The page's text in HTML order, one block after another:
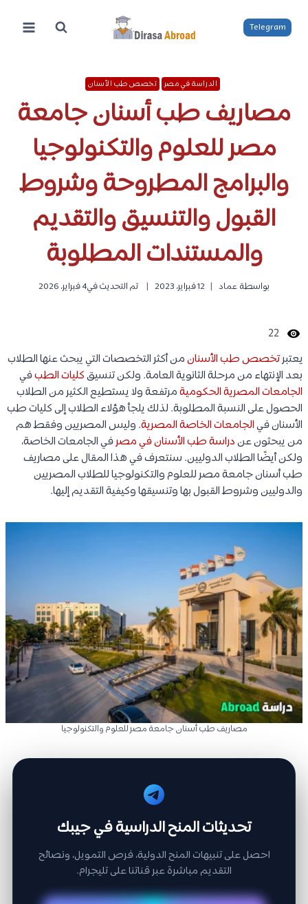
المحتوى
Telegram
الدراسة في مصر تخصص طب الأسنان
مصاريف طب أسنان جامعة
مصر للعلوم والتكنولوجيا
والبرامج المطروحة وشروط
القبول والتنسيق والتقديم
والمستندات المطلوبة
بواسطة عماد 12 فبراير، 2023 تم التحديث في4 فبراير، 2026
22
يعتبرتخصص طب الأسنانمن أكثر التخصصات التي يبحث عنها الطلاب
بعد الإنتهاء من مرحلة الثانوية العامة. ولكن تنسيقكليات الطبفي
الجامعات المصرية الحكوميةمرتفعة ولا يستطيع الكثير من الطلاب
الحصول على النسبة المطلوبة. لذلك يلجأ هؤلاء الطلاب إلى كليات طب
الأسنان فيالجامعات الخاصة المصرية. وليس المصريين وفقط هم
من يبحثون عندراسة طب الأسنان في مصرفي الجامعات الخاصة،
ولكن أيضًا الطلاب الدوليين. سنتعرف في هذا المقال على مصاريف
طب أسنان جامعة مصر للعلوم والتكنولوجيا للطلاب المصريين
والدوليين وشروط القبول بها وتنسيقها وكيفية التقديم إليها.
مصاريف طب أسنان جامعة مصر للعلوم والتكنولوجيا
تحديثات المنح الدراسية في جيبك
احصل على تنبيهات المنح الدولية، فرص التمويل، ونصائح
التقديم مباشرة عبر قناتنا على تليجرام.